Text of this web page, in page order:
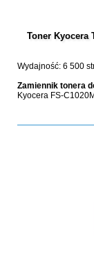
Toner Kyocera
Wydajność: 6 500
Zamiennik tonera
Kyocera FS-